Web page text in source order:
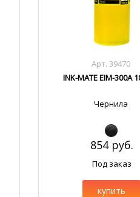
Арт. 39470
INK-MATE EIM-300A
Чернила
854 руб.
Под заказ
купить